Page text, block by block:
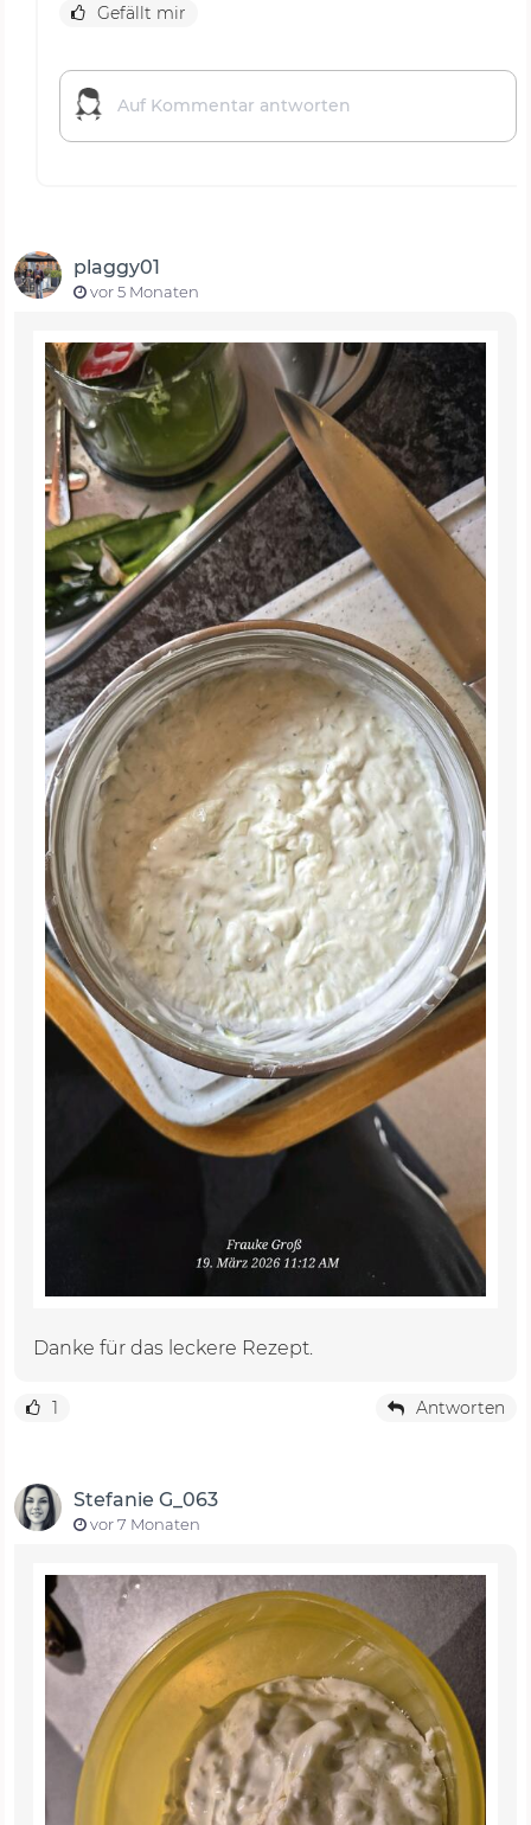
Gefällt mir
plaggy01
vor 5 Monaten
Danke für das leckere Rezept.
1 Antworten
Stefanie G_063
vor 7 Monaten